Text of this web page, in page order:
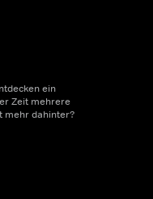
ein
Zeit mehrere
mehr dahinter?